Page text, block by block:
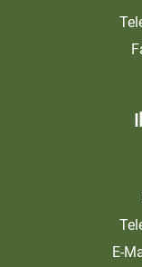
E-